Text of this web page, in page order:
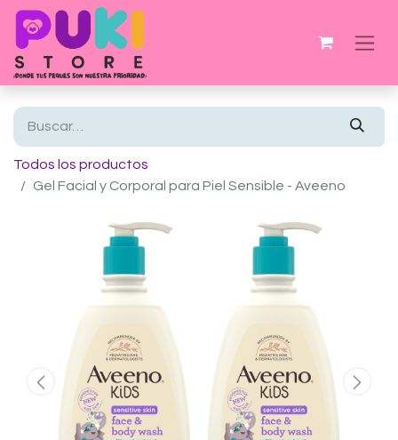
Todos los productos
Gel Facial y Corporal para Piel Sensible - Aveeno